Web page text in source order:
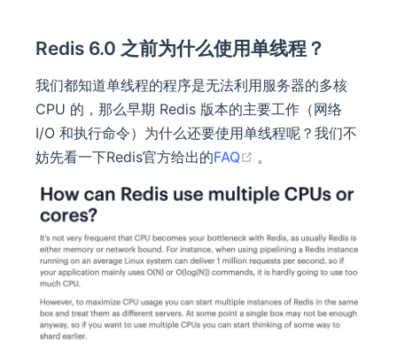
Redis 6.0 之前为什么使用单线程？
我们都知道单线程的程序是无法利用服务器的多核
CPU 的，那么早期 Redis 版本的主要工作（网络
I/O 和执行命令）为什么还要使用单线程呢？我们不
妨先看一下Redis官方给出的FAQ (opens new window)
。